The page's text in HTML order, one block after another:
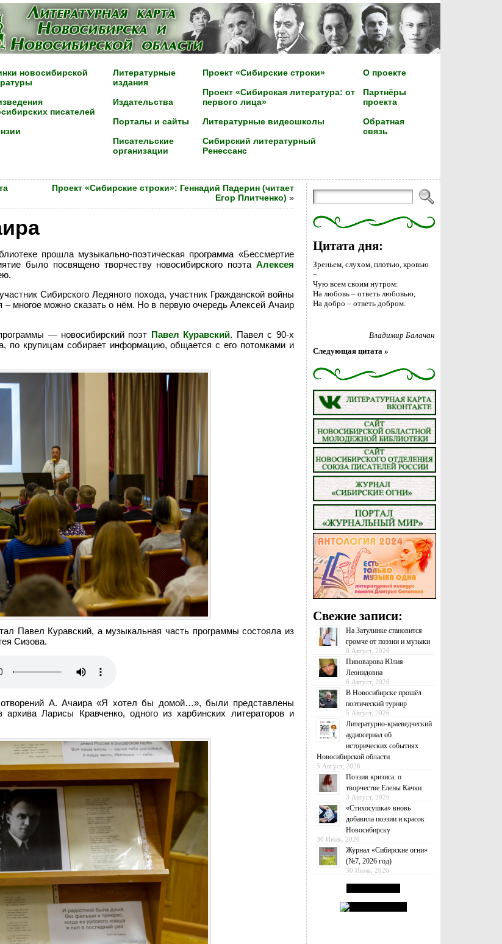
новосибирской
писателей
Литературные
издания
Издательства
Порталы и сайты
Писательские
организации
Проект «Сибирские строки»
Проект «Сибирская литература: от
первого лица»
Литературные видеошколы
Сибирский литературный
Ренессанс
О проекте
Партнёры
проекта
Обратная
связь
Проект «Сибирские строки»: Геннадий Падерин (читает
Егор Плитченко) »
прошла музыкально-поэтическая программа «Бессмертие
было посвящено творчеству новосибирского поэта Алексея
Сибирского Ледяного похода, участник Гражданской войны
многое можно сказать о нём. Но в первую очередь Алексей Ачаир
— новосибирский поэт Павел Куравский. Павел с 90-x
по крупицам собирает информацию, общается с его потомками и
Павел Куравский, а музыкальная часть программы состояла из
Сизова.
А. Ачаира «Я хотел бы домой…», были представлены
Ларисы Кравченко, одного из харбинских литераторов и
Цитата дня:
Зреньем, слухом, плотью, кровью
–
Чую всем своим нутром:
На любовь – ответь любовью,
На добро – ответь добром.
Владимир Балачан
Следующая цитата »
Свежие записи:
На Затулинке становится
громче от поэзии и музыки
6 Август, 2026
Пивоварова Юлия
Леонидовна
6 Август, 2026
В Новосибирске прошёл
поэтический турнир
5 Август, 2026
Литературно-краеведческий
аудиосериал об
исторических событиях
Новосибирской области
5 Август, 2026
Поэзия кризиса: о
творчестве Елены Качки
3 Август, 2026
«Стихосушка» вновь
добавила поэзии и красок
Новосибирску
30 Июль, 2026
Журнал «Сибирские огни»
(№7, 2026 год)
30 Июль, 2026